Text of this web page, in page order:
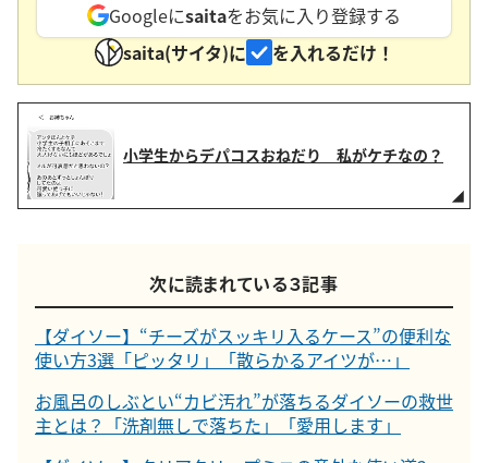
Googleにsaitaをお気に入り登録する
saita(サイタ)に
を入れるだけ！
小学生からデパコスおねだり 私がケチなの？
次に読まれている３記事
【ダイソー】“チーズがスッキリ入るケース”の便利な
使い方3選「ピッタリ」「散らかるアイツが…」
お風呂のしぶとい“カビ汚れ”が落ちるダイソーの救世
主とは？「洗剤無しで落ちた」「愛用します」